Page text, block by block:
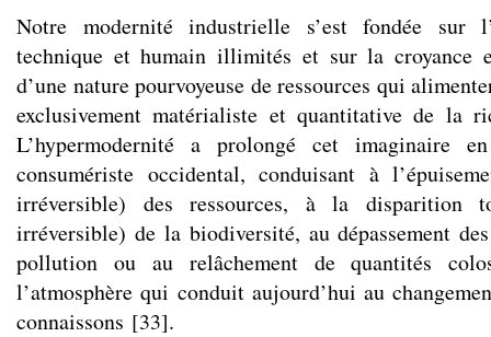
Notre modernité industrielle s’est fondée sur
technique et humain illimités et sur la croyance
d’une nature pourvoyeuse de ressources qui
exclusivement matérialiste et quantitative de la
L’hypermodernité a prolongé cet imaginaire
consumériste occidental, conduisant à
irréversible) des ressources, à la disparition
irréversible) de la biodiversité, au dépassement
pollution ou au relâchement de quantités
l’atmosphère qui conduit aujourd’hui au
connaissons [33].